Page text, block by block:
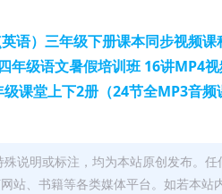
语）三年级下册课本同步视频
年级语文暑假培训班 16讲MP4
课堂上下2册（24节全MP3音
说明或标注，均为本站原创发布。
站、书籍等各类媒体平台。如若本